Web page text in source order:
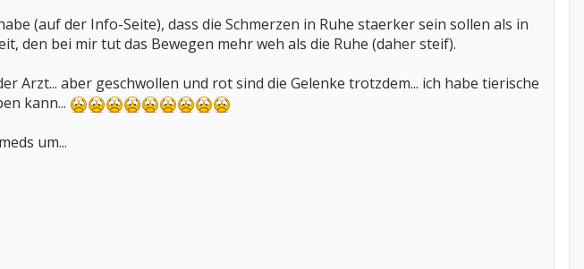
(auf der Info-Seite), dass die Schmerzen in Ruhe staerker sein sollen als in
den bei mir tut das Bewegen mehr weh als die Ruhe (daher steif).
Arzt... aber geschwollen und rot sind die Gelenke trotzdem... ich habe tierische
kann...
um...